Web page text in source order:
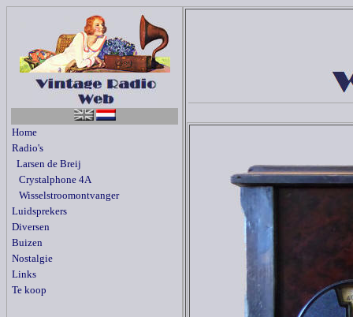
Home
Radio's
Larsen de Breij
Crystalphone 4A
Wisselstroomontvanger
Luidsprekers
Diversen
Buizen
Nostalgie
Links
Te koop